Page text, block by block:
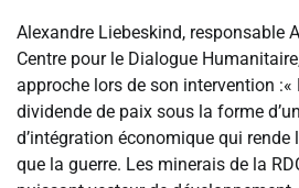
Alexandre Liebeskind, responsable
Centre pour le Dialogue
approche lors de son intervention :«
dividende de paix sous la forme
d’intégration économique qui
que la guerre. Les minerais de la